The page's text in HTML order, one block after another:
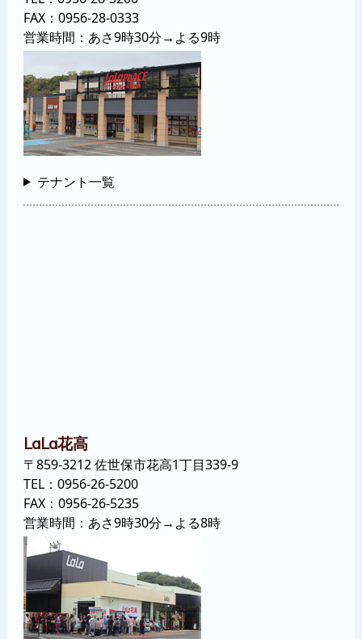
FAX：0956-28-0333
営業時間：あさ9時30分→よる9時
テナント一覧
LaLa花高
〒859-3212 佐世保市花高1丁目339-9
TEL： 0956-26-5200
FAX：0956-26-5235
営業時間：あさ9時30分→よる8時